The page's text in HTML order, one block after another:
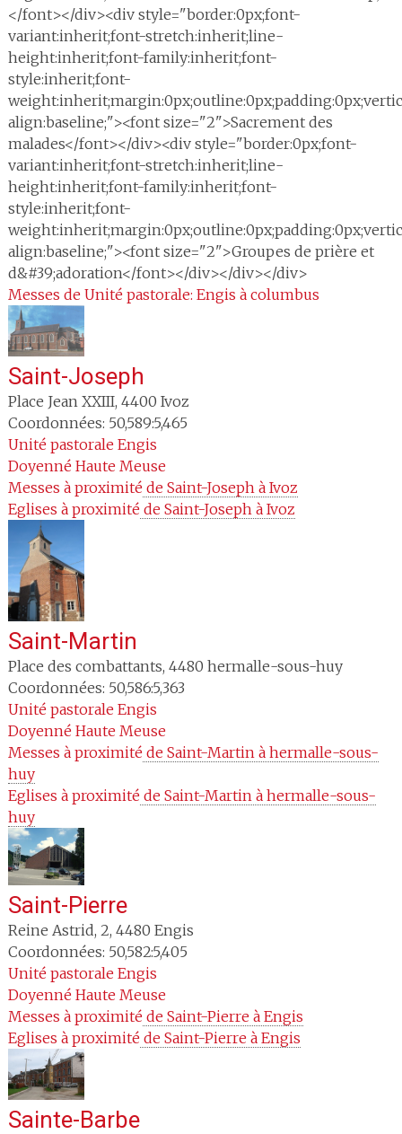
</font></div><div style="border:0px;font-
variant:inherit;font-stretch:inherit;line-
height:inherit;font-family:inherit;font-
style:inherit;font-
align:baseline;"><font size="2">Sacrement des
malades</font></div><div style="border:0px;font-
variant:inherit;font-stretch:inherit;line-
height:inherit;font-family:inherit;font-
style:inherit;font-
align:baseline;"><font size="2">Groupes de prière et
d&#39;adoration</font></div></div></div>
Messes de Unité pastorale: Engis à columbus
Saint-Joseph
Place Jean XXIII, 4400 Ivoz
Coordonnées: 50,589:5,465
Unité pastorale Engis
Doyenné Haute Meuse
Messes à proximité de Saint-Joseph à Ivoz
Eglises à proximité de Saint-Joseph à Ivoz
Saint-Martin
Place des combattants, 4480 hermalle-sous-huy
Coordonnées: 50,586:5,363
Unité pastorale Engis
Doyenné Haute Meuse
Messes à proximité de Saint-Martin à hermalle-sous-
huy
Eglises à proximité de Saint-Martin à hermalle-sous-
huy
Saint-Pierre
Reine Astrid, 2, 4480 Engis
Coordonnées: 50,582:5,405
Unité pastorale Engis
Doyenné Haute Meuse
Messes à proximité de Saint-Pierre à Engis
Eglises à proximité de Saint-Pierre à Engis
Sainte-Barbe